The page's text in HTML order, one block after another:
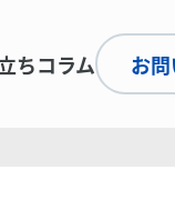
ちコラム お